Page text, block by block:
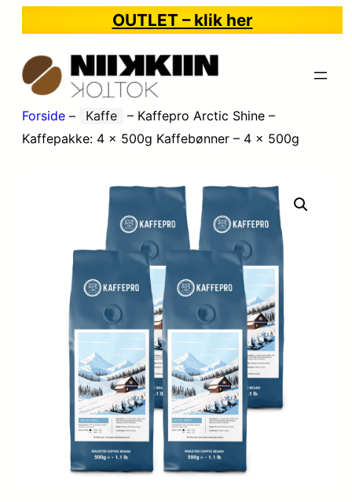
OUTLET – klik her
Forside – Kaffe – Kaffepro Arctic Shine –
Kaffepakke: 4 x 500g Kaffebønner – 4 x 500g